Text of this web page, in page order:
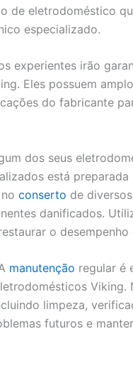
de eletrodoméstico
especializado.
experientes irão
Eles possuem
do fabricante
dos seus
está
conserto de
danificados.
o
manutenção regular é
limpeza,
futuros e